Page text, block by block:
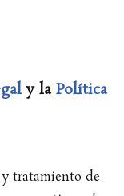
y laPolítica
tratamiento de